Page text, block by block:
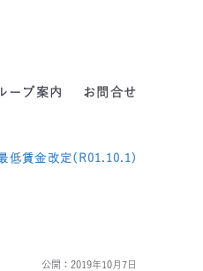
ープ案内 お問合せ
低賃金改定(R01.10.1)
公開：2019年10月7日